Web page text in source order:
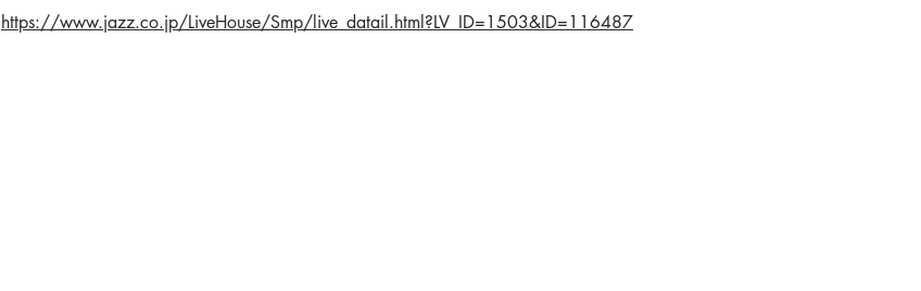
https://www.jazz.co.jp/LiveHouse/Smp/live_datail.html?LV_ID=1503&ID=116487